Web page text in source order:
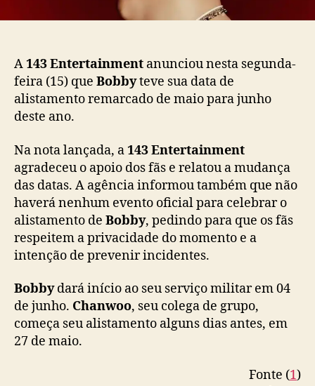
o
a
l
t
a
m
t
o
d
e
B
o
b
é
r
e
m
A143 Entertainment anunciou nesta segunda-
feira (15) que Bobbyteve sua data de
alistamento remarcado de maio para junho
deste ano.
Na nota lançada, a143 Entertainment
agradeceu o apoio dos fãs e relatou a mudança
das datas. A agência informou também que não
haverá nenhum evento oficial para celebrar o
alistamento de Bobby, pedindo para que os fãs
respeitem a privacidade do momento e a
intenção de prevenir incidentes.
Bobbydará início ao seu serviço militar em 04
de junho. Chanwoo, seu colega de grupo,
começa seu alistamento alguns dias antes, em
27 de maio.
Fonte (1)